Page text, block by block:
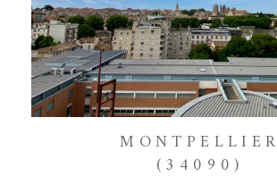
MONTPELLIER
(34090)